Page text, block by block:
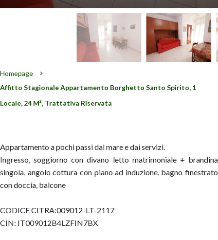
Homepage
Affitto Stagionale Appartamento Borghetto Santo Spirito, 1
Locale, 24 M², Trattativa Riservata
Appartamento a pochi passi dal mare e dai servizi.
Ingresso, soggiorno con divano letto matrimoniale + brandina
singola, angolo cottura con piano ad induzione, bagno finestrato
con doccia, balcone
CODICE CITRA:009012-LT-2117
CIN: IT009012B4LZFIN7BX